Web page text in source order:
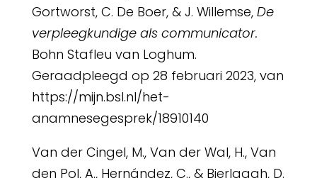
Gortworst, C. De Boer, & J. Willemse, De
verpleegkundige als communicator.
Bohn Stafleu van Loghum.
Geraadpleegd op 28 februari 2023, van
https://mijn.bsl.nl/het-
anamnesegesprek/18910140
Van der Cingel, M., Van der Wal, H., Van
den Pol, A., Hernández, C., & Bierlaagh, D.